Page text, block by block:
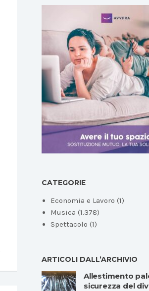
CATEGORIE
Economia e Lavoro (1)
Musica (1.378)
Spettacolo (1)
ARTICOLI DALL’ARCHIVIO
Allestimento
sicurezza del